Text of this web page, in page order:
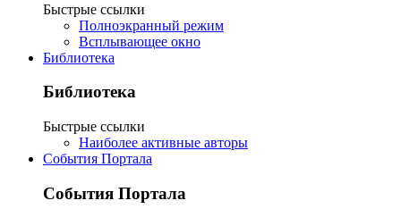
Быстрые ссылки
Полноэкранный режим
Всплывающее окно
Библиотека
Библиотека
Быстрые ссылки
Наиболее активные авторы
События Портала
События Портала